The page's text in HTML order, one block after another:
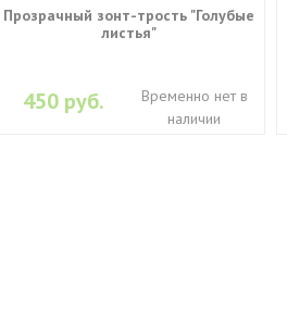
Прозрачный зонт-трость "Голубые
листья"
450 руб.
Временно нет в
наличии